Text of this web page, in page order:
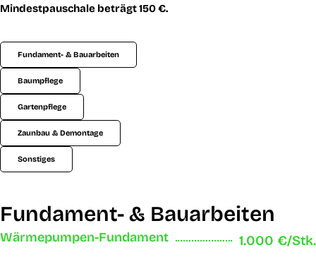
Mindestpauschale beträgt 150 €.
Fundament- & Bauarbeiten
Baumpflege
Gartenpflege
Zaunbau & Demontage
Sonstiges
Fundament- & Bauarbeiten
Wärmepumpen-Fundament 1.000 €/Stk.